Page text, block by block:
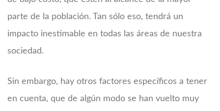
parte de la población. Tan sólo eso, tendrá un
impacto inestimable en todas las áreas de nuestra
sociedad.
Sin embargo, hay otros factores específicos a tener
en cuenta, que de algún modo se han vuelto muy